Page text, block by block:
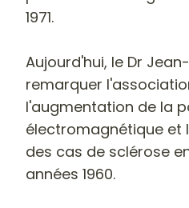
1971.
Aujourd'hui, le Dr
remarquer
l'augmentation de la
électromagnétique et
des cas de sclérose
années 1960.